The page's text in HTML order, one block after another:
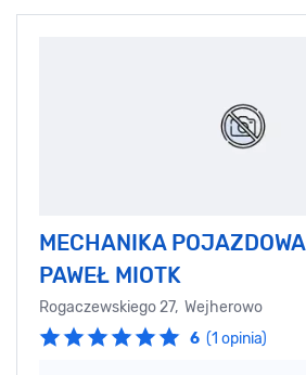
MECHANIKA POJAZDOWA
PAWEŁ MIOTK
Rogaczewskiego 27, Wejherowo
6 (1 opinia)